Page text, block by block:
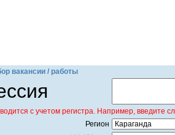
вакансии / работы
с учетом регистра. Например,
Регион